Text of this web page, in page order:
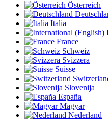
Österreich
Italia
France
Schweiz
Svizzera
Suisse
Slovenija
España
Magyar
Nederland